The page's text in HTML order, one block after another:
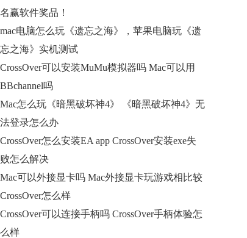
名赢软件奖品！
mac电脑怎么玩《遗忘之海》，苹果电脑玩《遗
忘之海》实机测试
CrossOver可以安装MuMu模拟器吗 Mac可以用
BBchannel吗
Mac怎么玩《暗黑破坏神4》 《暗黑破坏神4》无
法登录怎么办
CrossOver怎么安装EA app CrossOver安装exe失
败怎么解决
Mac可以外接显卡吗 Mac外接显卡玩游戏相比较
CrossOver怎么样
CrossOver可以连接手柄吗 CrossOver手柄体验怎
么样